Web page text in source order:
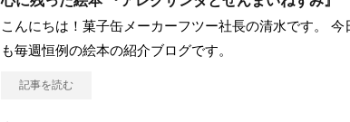
こんにちは！菓子缶メーカーフツー社長の清水です。 今
も毎週恒例の絵本の紹介ブログです。
記事を読む